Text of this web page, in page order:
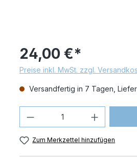
24,00 €*
Preise inkl. MwSt. zzgl.
Versandfertig in 7 Tagen,
Produkt Anzahl:
Zum Merkzettel hinzufügen